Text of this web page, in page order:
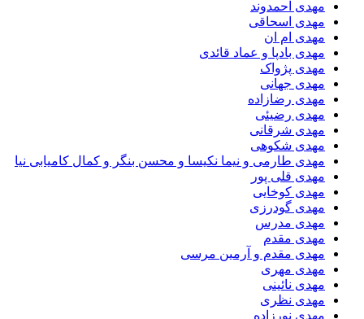
مهدی احمدوند
مهدی اسحاقی
مهدی ام ان
مهدی بادپا و عماد قائدی
مهدی پژواک
مهدی جهانی
مهدی رضازاده
مهدی رضیئی
مهدی شرقانی
مهدی شکوهی
مهدی طارمی و نیما نکیسا و محسن بنگر و کمال کامیابی نیا
مهدی قلی پور
مهدی کوخایی
مهدی گودرزی
مهدی مدرس
مهدی مقدم
مهدی مقدم و آرمین مرسی
مهدی مهری
مهدی نائینی
مهدی نظری
مهدی نورزاده